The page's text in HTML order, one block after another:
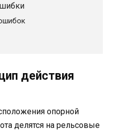
действия
опорной
делятся на рельсовые